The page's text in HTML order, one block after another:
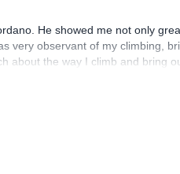
He showed me not only
very observant of my climbing,
about the way I climb and bring
him enough for the